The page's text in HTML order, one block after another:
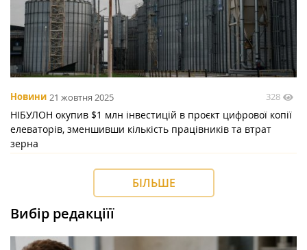
Новини 21 жовтня 2025 328
НІБУЛОН окупив $1 млн інвестицій в проєкт цифрової копії
елеваторів, зменшивши кількість працівників та втрат
зерна
БІЛЬШЕ
Вибір редакціїї